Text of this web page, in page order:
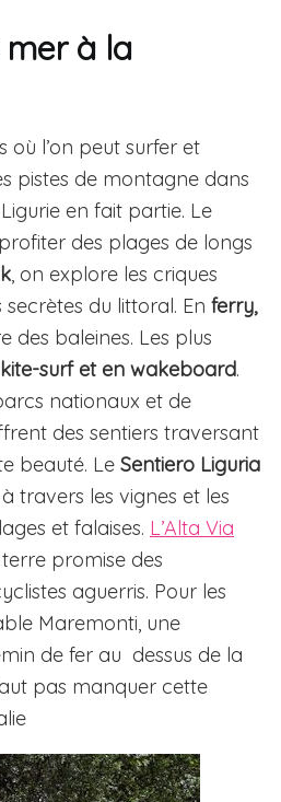
mer à la
où l’on peut surfer et
pistes de montagne dans
en fait partie. Le
des plages de longs
, on explore les criques
du littoral. En ferry,
baleines. Les plus
kite-surf et en wakeboard.
nationaux et de
des sentiers traversant
beauté. Le Sentiero Liguria
travers les vignes et les
et falaises. L’Alta Via
promise des
aguerris. Pour les
Maremonti, une
de fer au dessus de la
pas manquer cette